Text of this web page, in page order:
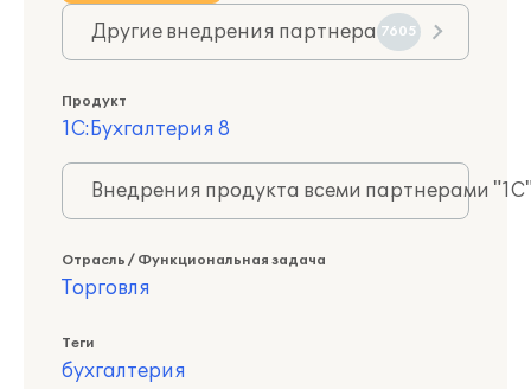
Другие внедрения партнера 7605
Продукт
1С:Бухгалтерия 8
Внедрения продукта всеми партнерами
Отрасль / Функциональная задача
Торговля
Теги
бухгалтерия